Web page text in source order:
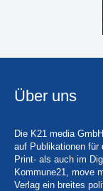
Über uns
Die K21 media
auf Publikationen für
Print- als auch im
Kommune21, move
Verlag ein breites